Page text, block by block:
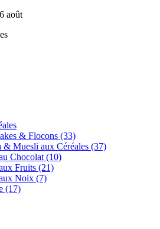
août
& Flocons (33)
& Muesli aux Céréales (37)
Chocolat (10)
Fruits (21)
Noix (7)
(17)